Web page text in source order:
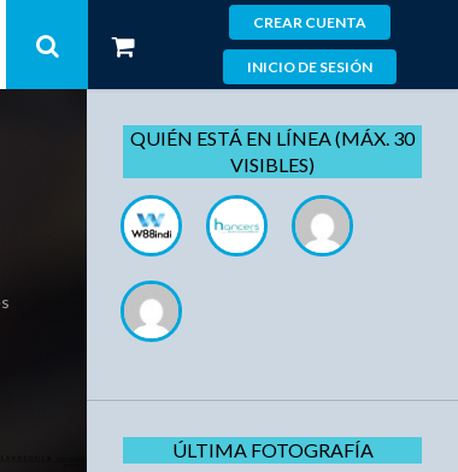
CREAR CUENTA
INICIO DE SESIÓN
QUIÉN ESTÁ EN LÍNEA (MÁX. 30
VISIBLES)
ÚLTIMA FOTOGRAFÍA